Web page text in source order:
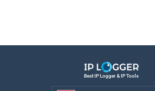
Best IP Logger & IP Tools